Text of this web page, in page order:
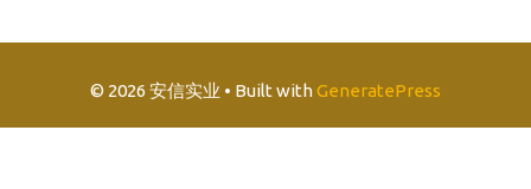
© 2026 安信实业 • Built withGeneratePress